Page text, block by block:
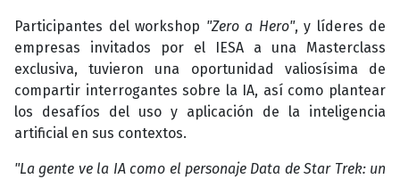
Participantes del workshop "Zero a Hero", y líderes de
empresas invitados por el IESA a una Masterclass
exclusiva, tuvieron una oportunidad valiosísima de
compartir interrogantes sobre la IA, así como plantear
los desafíos del uso y aplicación de la inteligencia
artificial en sus contextos.
"La gente ve la IA como el personaje Data de Star Trek: un